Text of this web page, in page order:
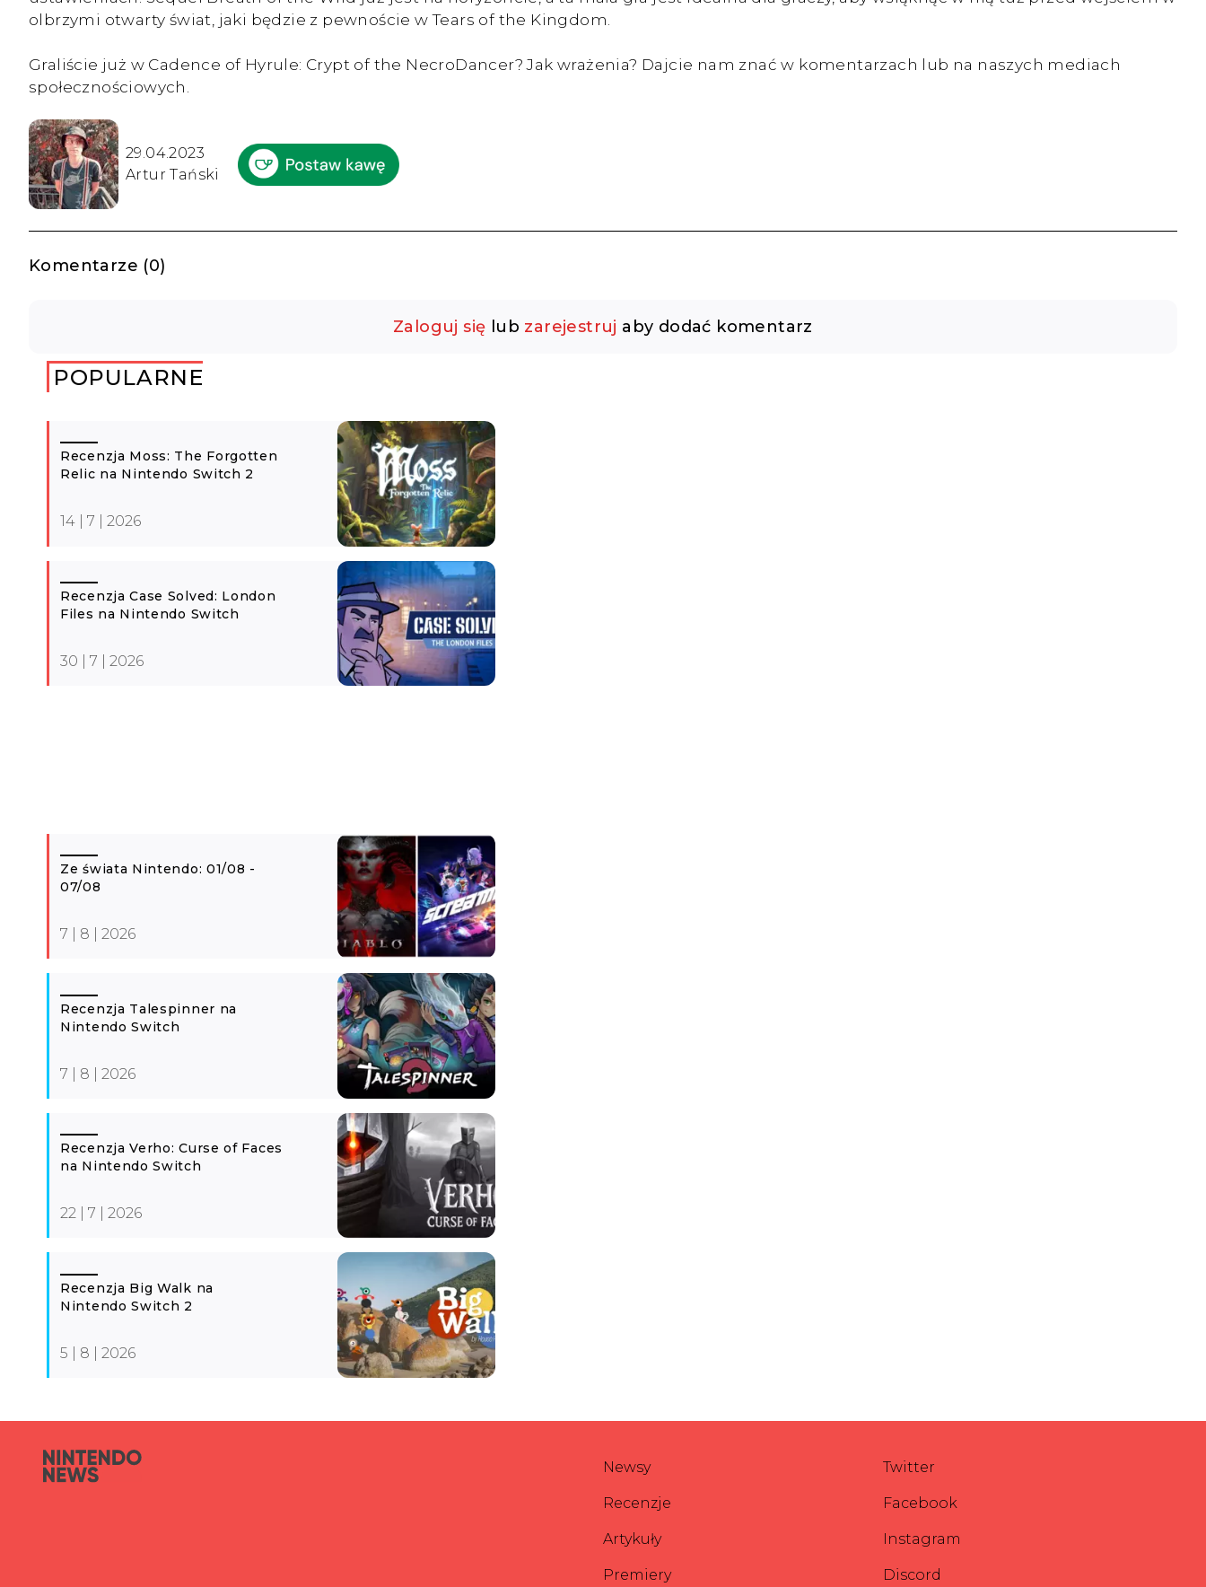
olbrzymi otwarty świat, jaki będzie z pewnoście w Tears of the Kingdom.
Graliście już w Cadence of Hyrule: Crypt of the NecroDancer? Jak wrażenia? Dajcie nam znać w komentarzach lub na naszych mediach
społecznościowych.
29.04.2023
Artur Tański
Komentarze (0)
Zaloguj się lub zarejestruj aby dodać komentarz
POPULARNE
Recenzja Moss: The Forgotten
Relic na Nintendo Switch 2
14 | 7 | 2026
Recenzja Case Solved: London
Files na Nintendo Switch
30 | 7 | 2026
Ze świata Nintendo: 01/08 -
07/08
7 | 8 | 2026
Recenzja Talespinner na
Nintendo Switch
7 | 8 | 2026
Recenzja Verho: Curse of Faces
na Nintendo Switch
22 | 7 | 2026
Recenzja Big Walk na
Nintendo Switch 2
5 | 8 | 2026
Newsy
Recenzje
Artykuły
Premiery
Twitter
Facebook
Instagram
Discord